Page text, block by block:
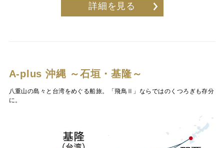
詳細を見る
A-plus 沖縄 ～石垣・基隆～
八重山の島々と台湾をめぐる船旅。「飛鳥Ⅱ」ならではのくつろぎも存分
に。